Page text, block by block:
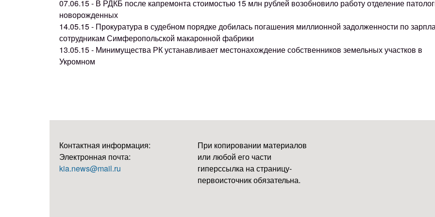
07.06.15 - В РДКБ после капремонта стоимостью 15 млн рублей возобновило работу отделение
новорожденных
14.05.15 - Прокуратура в судебном порядке добилась погашения миллионной задолженности по
сотрудникам Симферопольской макаронной фабрики
13.05.15 - Минимущества РК устанавливает местонахождение собственников земельных участков в
Укромном
Контактная информация:
Электронная почта:
kia.news@mail.ru
При копировании материалов
или любой его части
гиперссылка на страницу-
первоисточник обязательна.